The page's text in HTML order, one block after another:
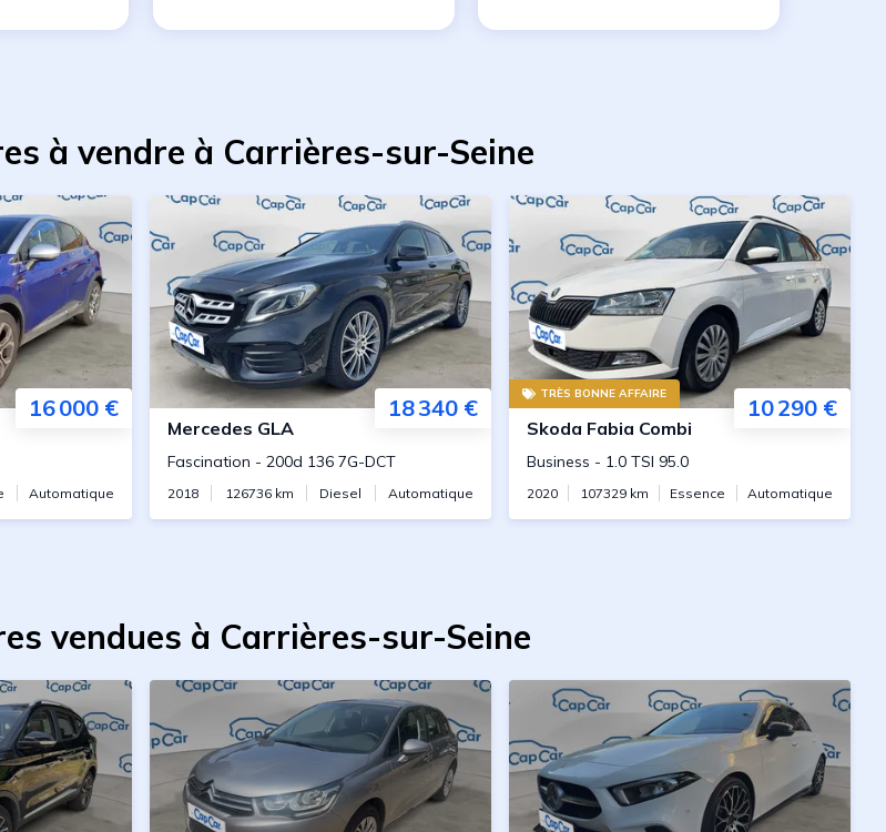
à vendre à Carrières-sur-Seine
16 000 €
Automatique
18 340 €
Mercedes GLA
Fascination - 200d 136 7G-DCT
2018 126736km Diesel Automatique
TRÈS BONNE AFFAIRE
10 290 €
Skoda Fabia Combi
Business - 1.0 TSI 95.0
2020 107329km Essence Automatique
vendues à Carrières-sur-Seine